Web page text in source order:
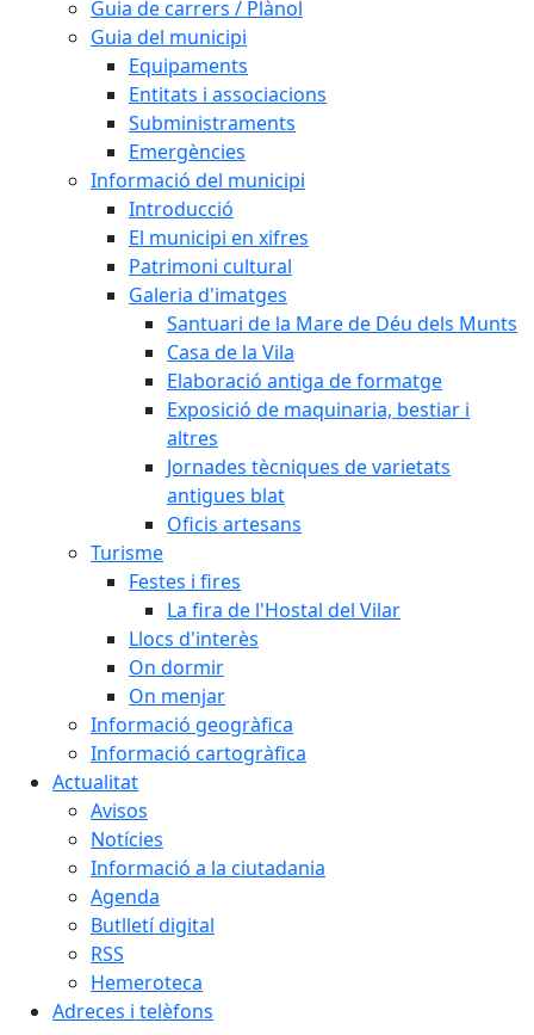
Guia de carrers / Plànol
Guia del municipi
Equipaments
Entitats i associacions
Subministraments
Emergències
Informació del municipi
Introducció
El municipi en xifres
Patrimoni cultural
Galeria d'imatges
Santuari de la Mare de Déu dels Munts
Casa de la Vila
Elaboració antiga de formatge
Exposició de maquinaria, bestiar i
altres
Jornades tècniques de varietats
antigues blat
Oficis artesans
Turisme
Festes i fires
La fira de l'Hostal del Vilar
Llocs d'interès
On dormir
On menjar
Informació geogràfica
Informació cartogràfica
Actualitat
Avisos
Notícies
Informació a la ciutadania
Agenda
Butlletí digital
RSS
Hemeroteca
Adreces i telèfons